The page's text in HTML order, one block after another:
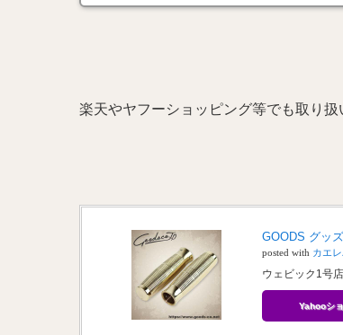
楽天やヤフーショッピング等でも取り扱
GOODS グッ
posted with カエ
ウェビック1号店
Yahooシ